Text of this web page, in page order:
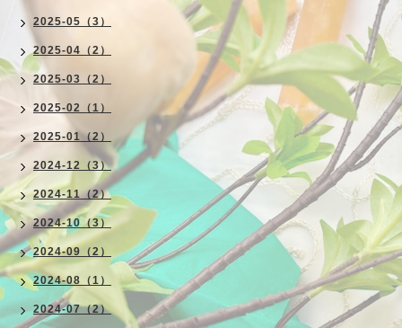
2025-05（3）
2025-04（2）
2025-03（2）
2025-02（1）
2025-01（2）
2024-12（3）
2024-11（2）
2024-10（3）
2024-09（2）
2024-08（1）
2024-07（2）